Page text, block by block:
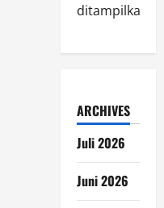
ditampilkan.
ARCHIVES
Juli 2026
Juni 2026